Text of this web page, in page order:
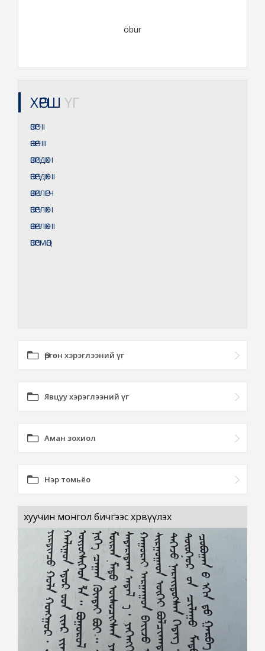
öbür
ХӨРШ ҮГ
ӨВӨРII
ӨВӨРIII
ӨВӨРДӨХI
ӨВӨРДӨХII
ӨВӨРЛӨГЧ
ӨВӨРЛӨХI
ӨВӨРЛӨХII
ӨВӨРМӨЦ
Өргөн хэрэглээний үг
Явцуу хэрэглээний үг
Аман зохиол
Нэр томьёо
хуучин монгол бичгээс хөрвүүлэх